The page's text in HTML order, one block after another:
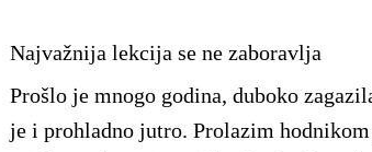
Najvažnija lekcija se ne zaboravlja
Prošlo je mnogo godina, duboko
je i prohladno jutro. Prolazim